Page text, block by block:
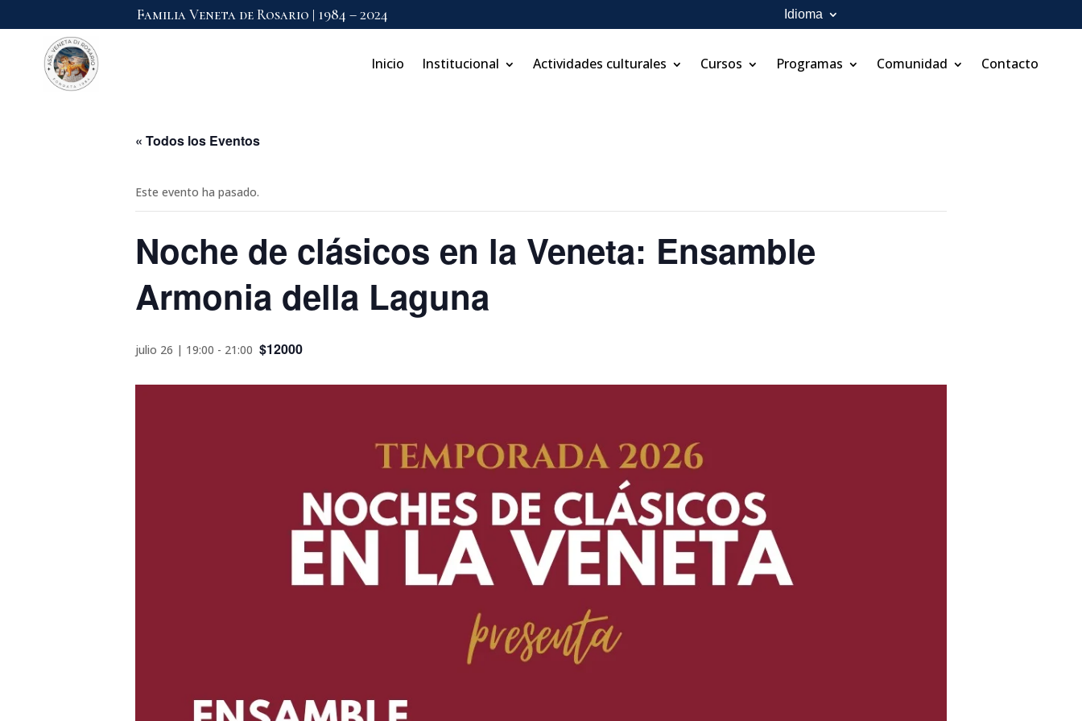
Familia Veneta de Rosario | 1984 – 2024 Idioma
Inicio Institucional Actividades culturales Cursos Programas Comunidad Contacto
« Todos los Eventos
Este evento ha pasado.
Noche de clásicos en la Veneta: Ensamble
Armonia della Laguna
julio 26 | 19:00 - 21:00 $12000